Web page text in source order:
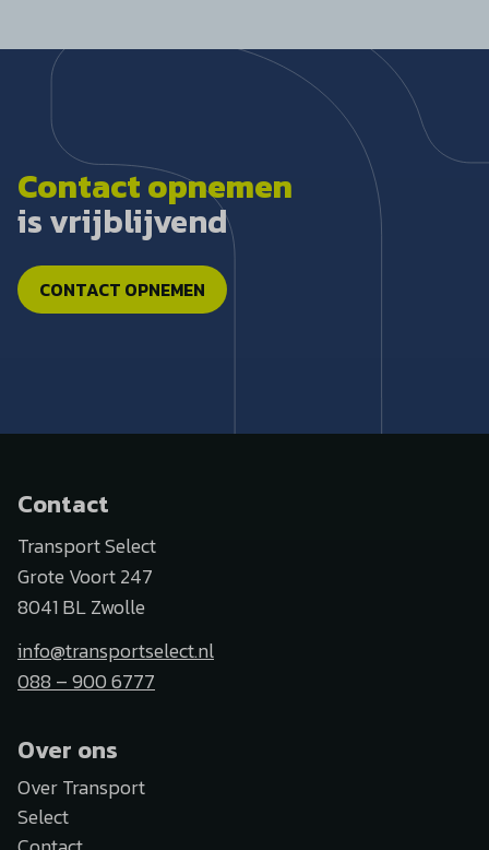
Contact opnemen
is vrijblijvend
CONTACT OPNEMEN
Contact
Transport Select
Grote Voort 247
8041 BL Zwolle
info@transportselect.nl
088 – 900 6777
Over ons
Over Transport
Select